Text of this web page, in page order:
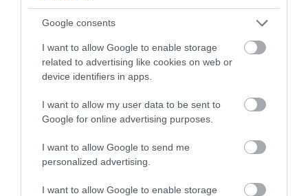
Google consents
I want to allow Google to enable storage
related to advertising like cookies on web or
device identifiers in apps.
I want to allow my user data to be sent to
Google for online advertising purposes.
I want to allow Google to send me
personalized advertising.
I want to allow Google to enable storage